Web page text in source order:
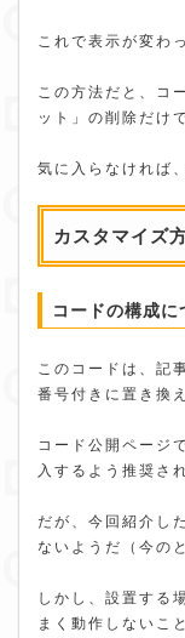
これで表示が変わ
この方法だと、
ット」の削除だけ
気に入らなければ
カスタマイズ
コードの構成に
このコードは、記
番号付きに置き換
コード公開ペー
入するよう推奨さ
だが、今回紹介し
ないようだ（今の
しかし、設置する
まく動作しないこ